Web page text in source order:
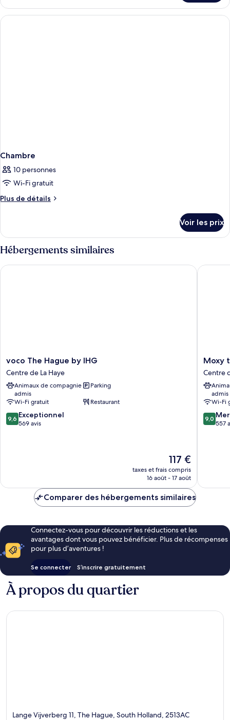
le
type
de
Chambre
10 personnes
Wi-Fi gratuit
Plus de détails
Plus
le
type
de
Chambre
Voir les prix
Hébergements similaires
voco
The
Hague
by
IHG
Centre
de
La
voco The Hague by IHG
Centre de La Haye
Animaux de compagnie
admis
Parking
Wi-Fi gratuit
Restaurant
9.6
sur
9,6 Exceptionnel
569 avis
Le
nouveau
prix
de
117 €
taxes et frais compris
16 août - 17 août
voco The Hague by IHG
Moxy
the
Hague
Centre
La
Haye
Moxy
Centre
admis
Wi-Fi
9.0
sur
9,0
557
Moxy
Comparer des hébergements similaires
Connectez-vous pour découvrir les réductions et les
avantages dont vous pouvez bénéficier. Plus de récompenses
pour plus d’aventures !
Se connecter S’inscrire gratuitement
À propos du quartier
Lange Vijverberg 11, The Hague, South Holland, 2513AC